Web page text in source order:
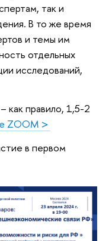
так и
В то же время
и темы им
отдельных
исследований,
как правило, 1,5-2
ZOOM >
в первом